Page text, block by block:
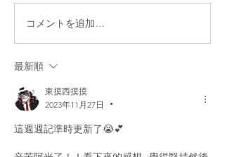
コメントを追加…
最新順
東摸西摸摸
2023年11月27日
•
這週週記準時更新了😭💕